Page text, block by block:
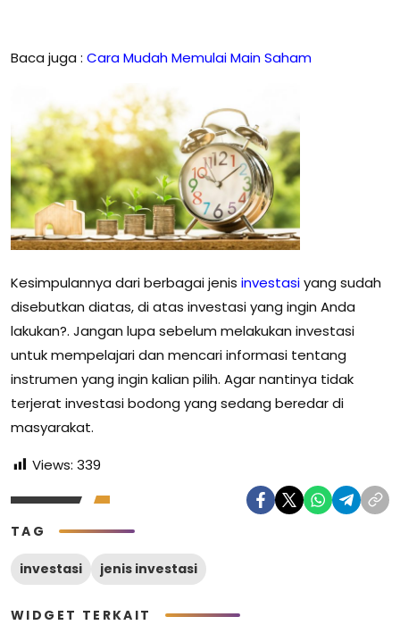
Baca juga : Cara Mudah Memulai Main Saham
Kesimpulannya dari berbagai jenis investasiyang sudah
disebutkan diatas, di atas investasi yang ingin Anda
lakukan?. Jangan lupa sebelum melakukan investasi
untuk mempelajari dan mencari informasi tentang
instrumen yang ingin kalian pilih. Agar nantinya tidak
terjerat investasi bodong yang sedang beredar di
masyarakat.
Views: 339
TAG
investasi jenis investasi
WIDGET TERKAIT